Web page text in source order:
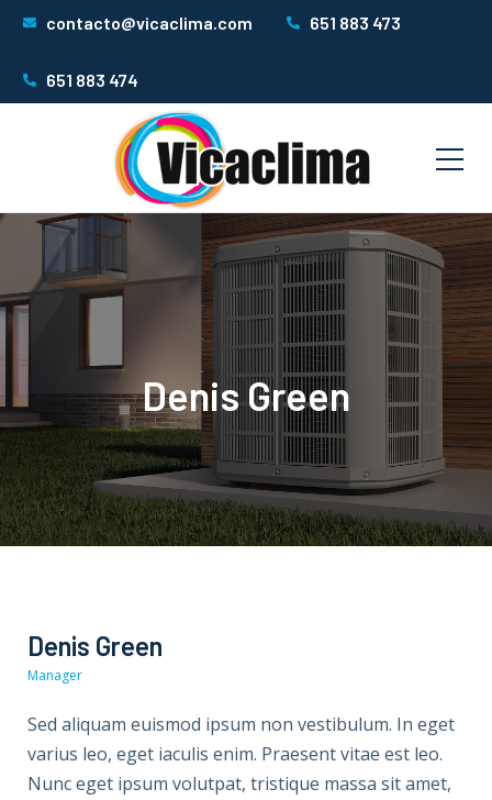
contacto@vicaclima.com 651 883 473
651 883 474
Denis Green
Denis Green
Manager
Sed aliquam euismod ipsum non vestibulum. In eget
varius leo, eget iaculis enim. Praesent vitae est leo.
Nunc eget ipsum volutpat, tristique massa sit amet,